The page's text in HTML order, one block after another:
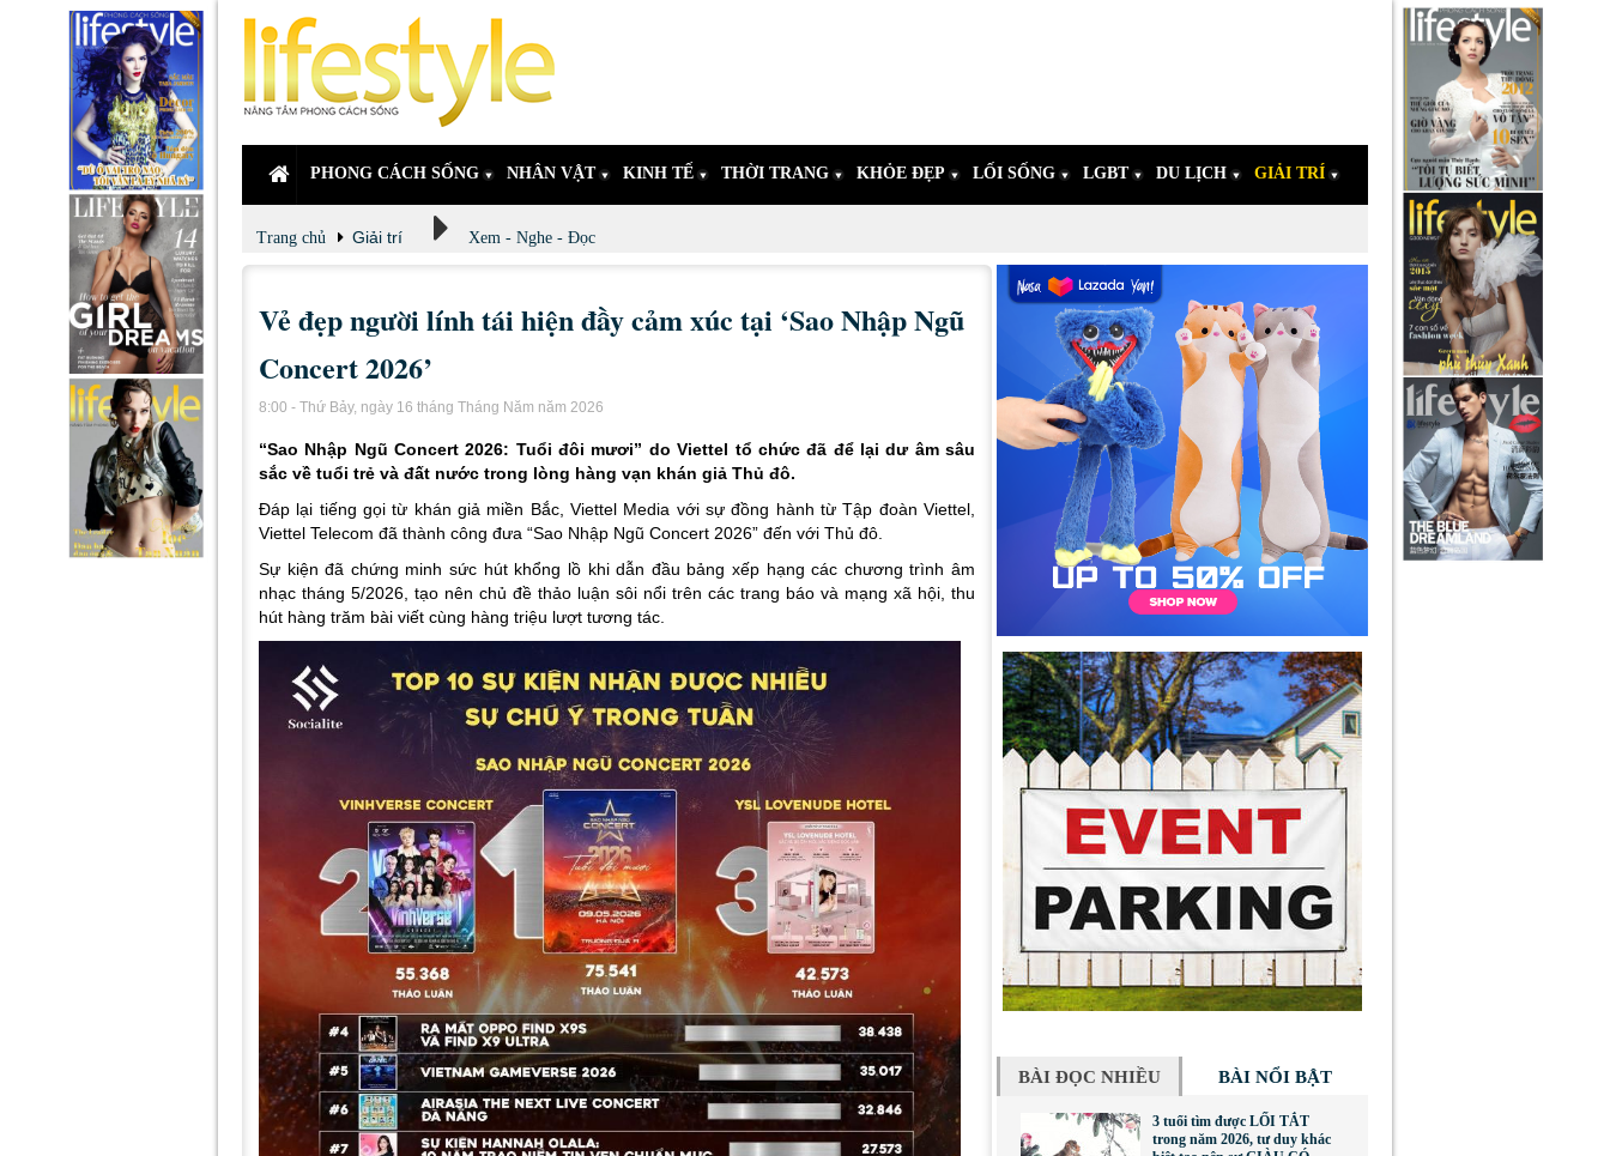
PHONG CÁCH SỐNG NHÂN VẬT KINH TẾ THỜI TRANG KHỎE ĐẸP LỐI SỐNG LGBT DU LỊCH GIẢI TRÍ
Trang chủ Giải trí Xem - Nghe - Đọc
Vẻ đẹp người lính tái hiện đầy cảm xúc tại ‘Sao Nhập Ngũ
Concert 2026’
8:00 - Thứ Bảy, ngày 16 tháng Tháng Năm năm 2026
“Sao Nhập Ngũ Concert 2026: Tuổi đôi mươi” do Viettel tổ chức đã để lại dư âm sâu
sắc về tuổi trẻ và đất nước trong lòng hàng vạn khán giả Thủ đô.
Đáp lại tiếng gọi từ khán giả miền Bắc, Viettel Media với sự đồng hành từ Tập đoàn Viettel,
Viettel Telecom đã thành công đưa “Sao Nhập Ngũ Concert 2026” đến với Thủ đô.
Sự kiện đã chứng minh sức hút khổng lồ khi dẫn đầu bảng xếp hạng các chương trình âm
nhạc tháng 5/2026, tạo nên chủ đề thảo luận sôi nổi trên các trang báo và mạng xã hội, thu
hút hàng trăm bài viết cùng hàng triệu lượt tương tác.
BÀI ĐỌC NHIỀU BÀI NỔI BẬT
3 tuổi tìm được LỐI TẮT
trong năm 2026, tư duy khác